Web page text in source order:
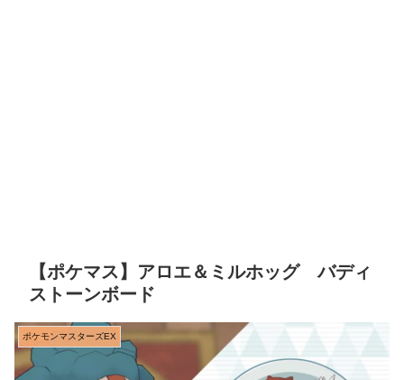
【ポケマス】アロエ＆ミルホッグ バディ
ストーンボード
ポケモンマスターズEX